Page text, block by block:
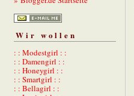
Wir wollen
: : Modestgirl : :
: : Damengirl : :
: : Honeygirl : :
: : Smartgirl : :
: : Bellagirl : :